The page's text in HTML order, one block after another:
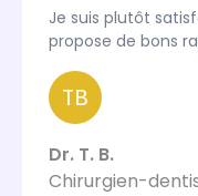
Je suis plutôt
propose de bons
TB
Dr. T. B.
Chirurgien-